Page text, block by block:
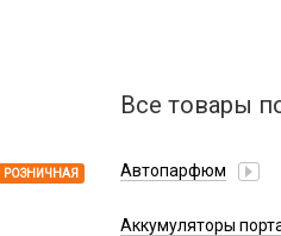
РОЗНИЧНАЯ
Все товары
Автопарфюм
Аккумуляторы